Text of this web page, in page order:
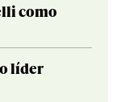
como
líder